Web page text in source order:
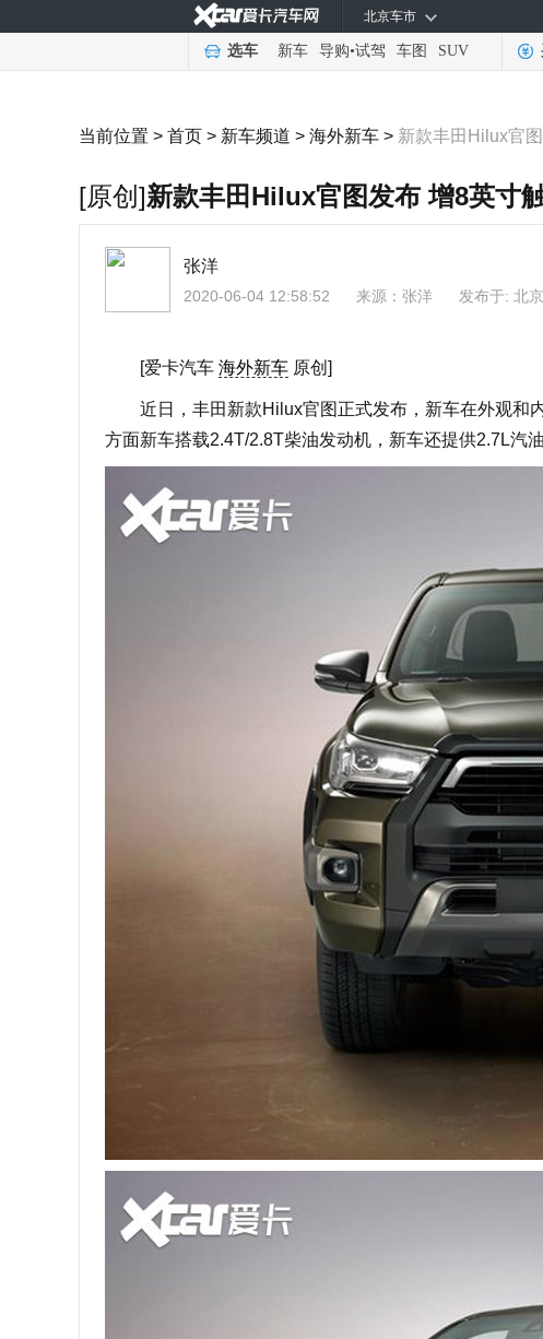
北京车市
选车 新车 导购•试驾 车图 SUV
当前位置 > 首页 > 新车频道 > 海外新车 > 新款丰田Hilux官
[原创]新款丰田Hilux官图发布 增8英寸
张洋
2020-06-04 12:58:52 来源： 张洋 发布于: 北京
[爱卡汽车 海外新车 原创]
近日，丰田新款Hilux官图正式发布，新车在外观和
方面新车搭载2.4T/2.8T柴油发动机，新车还提供2.7L汽